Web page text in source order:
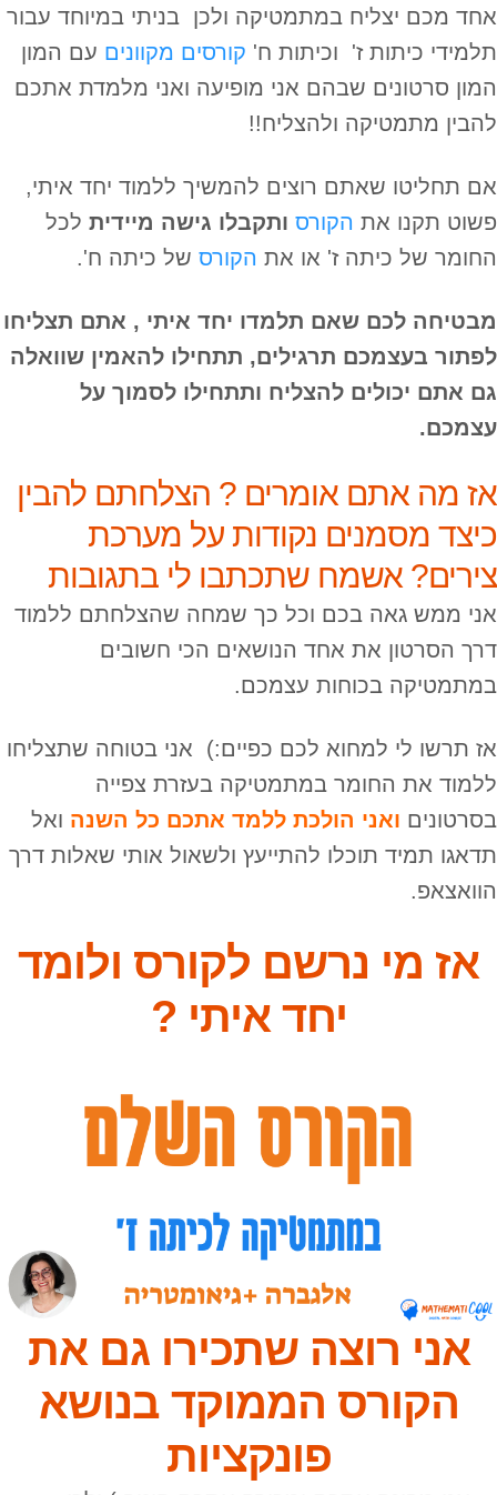
אחד מכם יצליח במתמטיקה ולכן בניתי במיוחד עבור
תלמידי כיתות ז' וכיתות ח' קורסים מקוונים עם המון
המון סרטונים שבהם אני מופיעה ואני מלמדת אתכם
להבין מתמטיקה ולהצליח!!
אם תחליטו שאתם רוצים להמשיך ללמוד יחד איתי,
פשוט תקנו את הקורס ותקבלו גישה מיידית לכל
החומר של כיתה ז' או את הקורס של כיתה ח'.
מבטיחה לכם שאם תלמדו יחד איתי , אתם תצליחו
לפתור בעצמכם תרגילים, תתחילו להאמין שוואלה
גם אתם יכולים להצליח ותתחילו לסמוך על
עצמכם.
אז מה אתם אומרים ? הצלחתם להבין
כיצד מסמנים נקודות על מערכת
צירים? אשמח שתכתבו לי בתגובות
אני ממש גאה בכם וכל כך שמחה שהצלחתם ללמוד
דרך הסרטון את אחד הנושאים הכי חשובים
במתמטיקה בכוחות עצמכם.
אז תרשו לי למחוא לכם כפיים:) אני בטוחה שתצליחו
ללמוד את החומר במתמטיקה בעזרת צפייה
בסרטונים ואני הולכת ללמד אתכם כל השנה ואל
תדאגו תמיד תוכלו להתייעץ ולשאול אותי שאלות דרך
הוואצאפ.
אז מי נרשם לקורס ולומד
יחד איתי ?
אני רוצה שתכירו גם את
הקורס הממוקד בנושא
פונקציות